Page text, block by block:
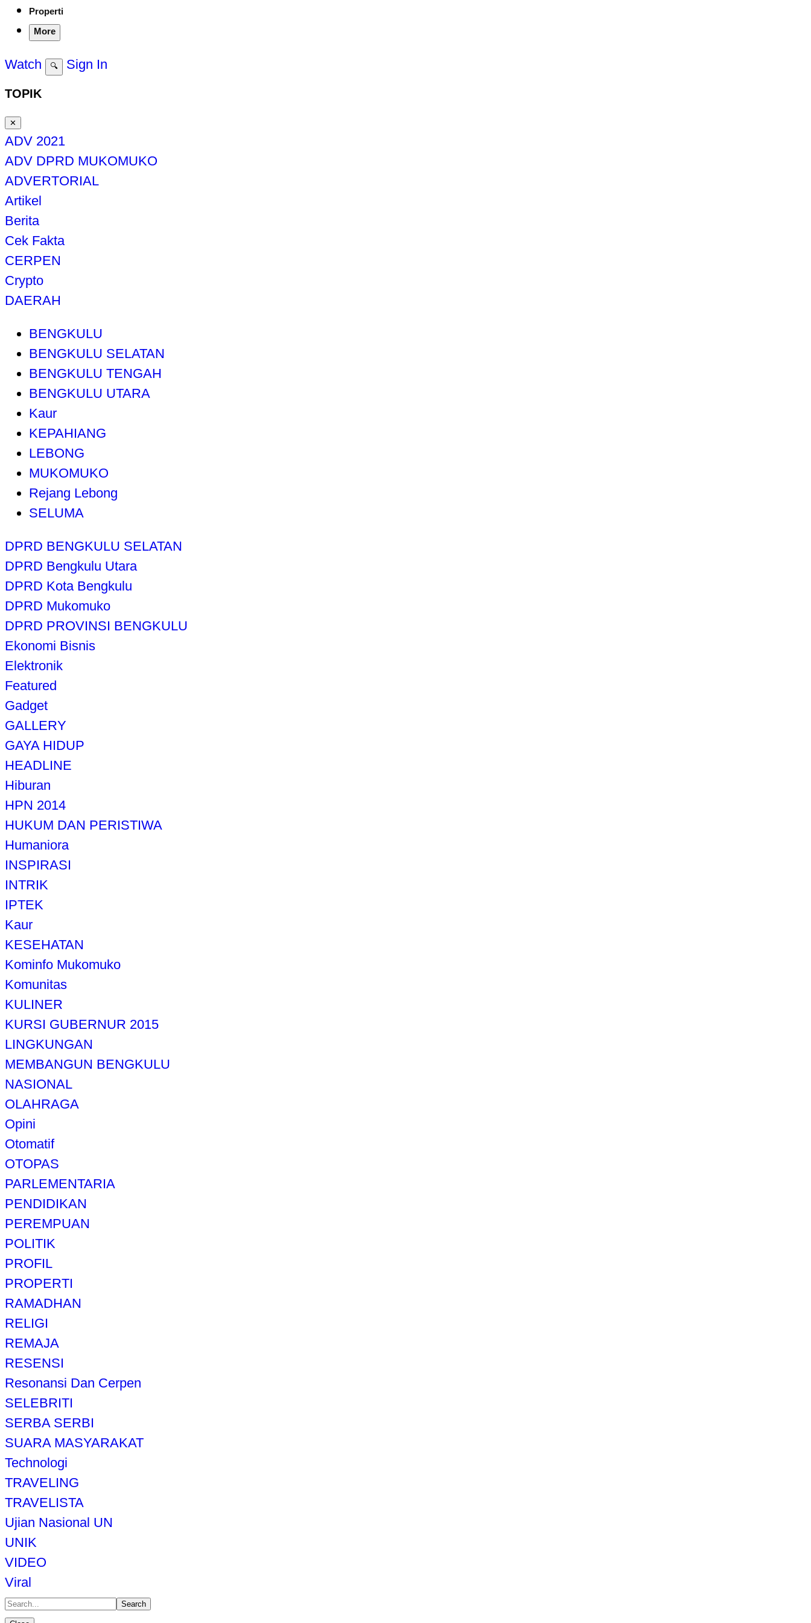
Properti
More
Watch 🔍 Sign In
TOPIK
✕
ADV 2021
ADV DPRD MUKOMUKO
ADVERTORIAL
Artikel
Berita
Cek Fakta
CERPEN
Crypto
DAERAH
BENGKULU
BENGKULU SELATAN
BENGKULU TENGAH
BENGKULU UTARA
Kaur
KEPAHIANG
LEBONG
MUKOMUKO
Rejang Lebong
SELUMA
DPRD BENGKULU SELATAN
DPRD Bengkulu Utara
DPRD Kota Bengkulu
DPRD Mukomuko
DPRD PROVINSI BENGKULU
Ekonomi Bisnis
Elektronik
Featured
Gadget
GALLERY
GAYA HIDUP
HEADLINE
Hiburan
HPN 2014
HUKUM DAN PERISTIWA
Humaniora
INSPIRASI
INTRIK
IPTEK
Kaur
KESEHATAN
Kominfo Mukomuko
Komunitas
KULINER
KURSI GUBERNUR 2015
LINGKUNGAN
MEMBANGUN BENGKULU
NASIONAL
OLAHRAGA
Opini
Otomatif
OTOPAS
PARLEMENTARIA
PENDIDIKAN
PEREMPUAN
POLITIK
PROFIL
PROPERTI
RAMADHAN
RELIGI
REMAJA
RESENSI
Resonansi Dan Cerpen
SELEBRITI
SERBA SERBI
SUARA MASYARAKAT
Technologi
TRAVELING
TRAVELISTA
Ujian Nasional UN
UNIK
VIDEO
Viral
Search